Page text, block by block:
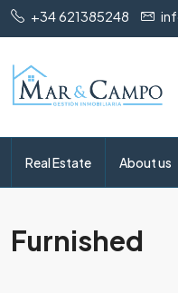
+34 621385248
Real Estate About us
Furnished